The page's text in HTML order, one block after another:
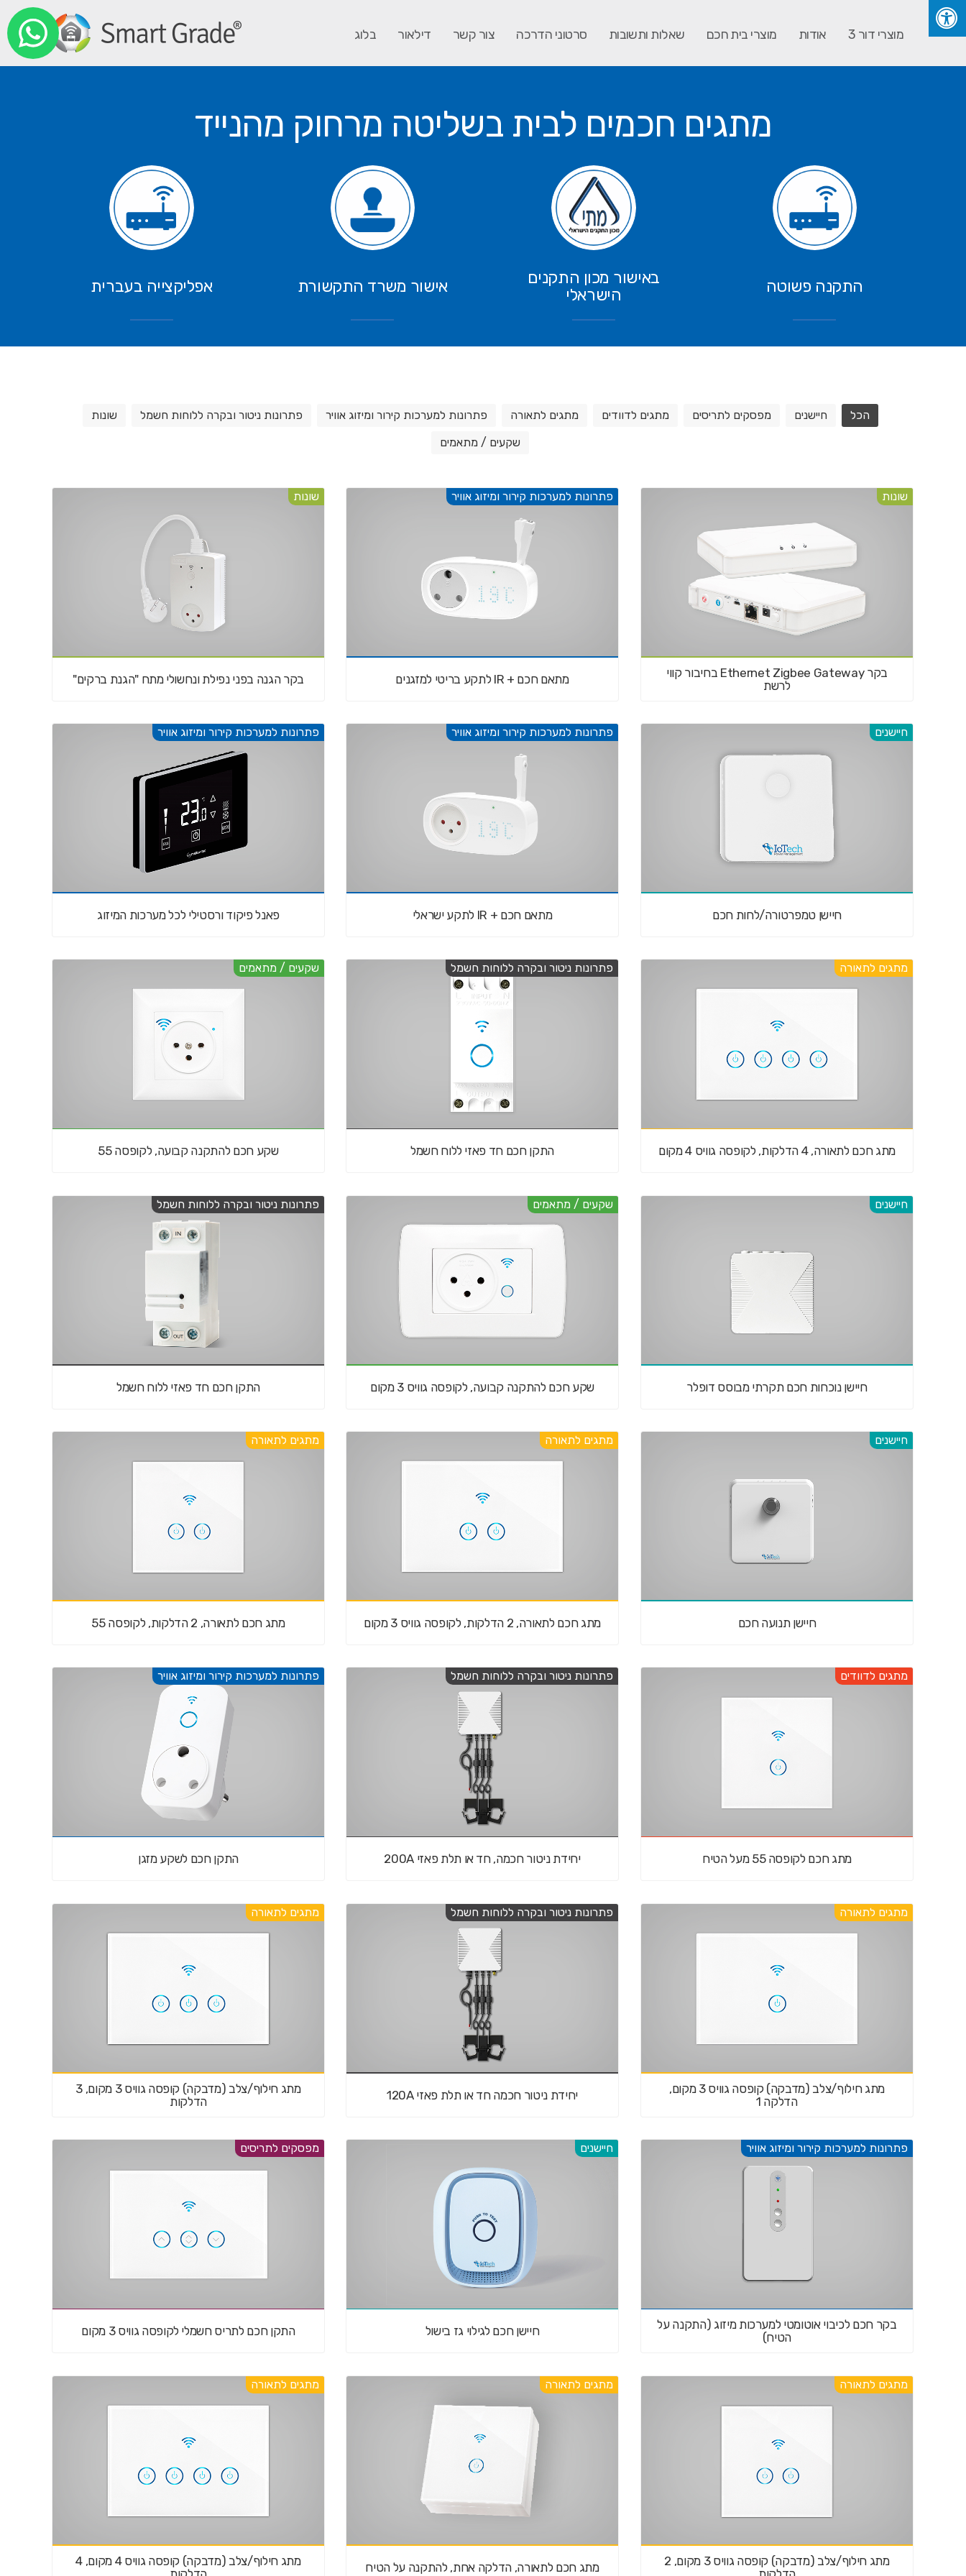
בלוג דילאור צור קשר סרטוני הדרכה שאלות ותשובות מוצרי בית חכם אודות מוצרי דור 3
מתגים חכמים לבית בשליטה מרחוק מהנייד
אפליקצייה בעברית אישור משרד התקשורת
באישור מכון התקנים
הישראלי
התקנה פשוטה
הכל חיישנים מפסקים לתריסים מתגים לדוודים מתגים לתאורה פתרונות למערכות קירור ומיזוג אוויר פתרונות ניטור ובקרה ללוחות חשמל
שונות
שקעים / מתאמים
בקר הגנה בפני נפילת ונחשולי מתח "הגנת ברקים"
שונות
מתאם חכם + IR לתקע בריטי למזגנים
פתרונות למערכות קירור ומיזוג אוויר
בקר Ethernet Zigbee Gateway בחיבור קווי
לרשת
שונות
פאנל פיקוד ורסטילי לכל מערכות המיזוג
פתרונות למערכות קירור ומיזוג אוויר
מתאם חכם + IR לתקע ישראלי
פתרונות למערכות קירור ומיזוג אוויר
חיישן טמפרטורה/לחות חכם
חיישנים
שקע חכם להתקנה קבועה, לקופסה 55
שקעים / מתאמים
התקן חכם חד פאזי ללוח חשמל
פתרונות ניטור ובקרה ללוחות חשמל
מתג חכם לתאורה, 4 הדלקות, לקופסה גוויס 4 מקום
מתגים לתאורה
התקן חכם חד פאזי ללוח חשמל
פתרונות ניטור ובקרה ללוחות חשמל
שקע חכם להתקנה קבועה, לקופסה גוויס 3 מקום
שקעים / מתאמים
חיישן נוכחות חכם תקרתי מבוסס דופלר
חיישנים
מתג חכם לתאורה, 2 הדלקות, לקופסה 55
מתגים לתאורה
מתג חכם לתאורה, 2 הדלקות, לקופסה גוויס 3 מקום
מתגים לתאורה
חיישן תנועה חכם
חיישנים
התקן חכם לשקע מזגן
פתרונות למערכות קירור ומיזוג אוויר
יחידת ניטור חכמה, חד או תלת פאזי 200A
פתרונות ניטור ובקרה ללוחות חשמל
מתג חכם לקופסה 55 מעל הטיח
מתגים לדוודים
מתג חילוף/צלב (מדבקה) קופסה גוויס 3 מקום, 3
הדלקות
מתגים לתאורה
יחידת ניטור חכמה חד או תלת פאזי 120A
פתרונות ניטור ובקרה ללוחות חשמל
מתג חילוף/צלב (מדבקה) קופסה גוויס 3 מקום,
הדלקה 1
מתגים לתאורה
התקן חכם לתריס חשמלי לקופסה גוויס 3 מקום
מפסקים לתריסים
חיישן חכם לגילוי גז בישול
חיישנים
בקר חכם לכיבוי אוטומטי למערכות מיזוג (התקנה על
הטיח)
פתרונות למערכות קירור ומיזוג אוויר
מתג חילוף/צלב (מדבקה) קופסה גוויס 4 מקום, 4
מתגים לתאורה
מתג חכם לתאורה, הדלקה אחת, להתקנה על הטיח
מתגים לתאורה
מתג חילוף/צלב (מדבקה) קופסה גוויס 3 מקום, 2
מתגים לתאורה